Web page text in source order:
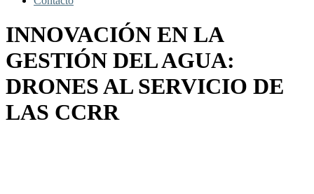
INNOVACIÓN EN LA
GESTIÓN DEL AGUA:
DRONES AL SERVICIO DE
LAS CCRR